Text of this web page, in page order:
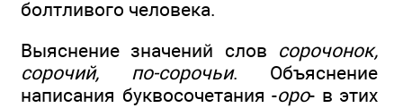
болтливого человека.
Выяснение значений слов сорочонок,
сорочий, по-сорочьи. Объяснение
написания буквосочетания -оро- в этих